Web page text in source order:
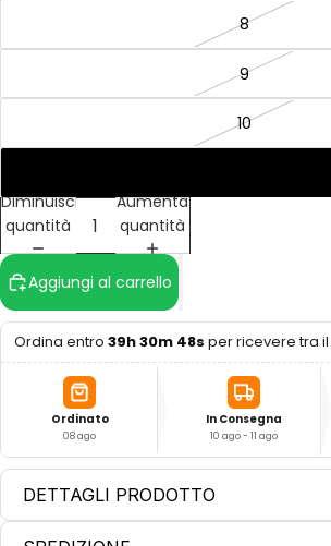
8
9
10
Diminuisci
quantità
Aumenta
quantità
Aggiungi al carrello
Ordina entro 39h 30m 47s per ricevere tra il
Ordinato
08 ago
In Consegna
10 ago - 11 ago
DETTAGLI PRODOTTO